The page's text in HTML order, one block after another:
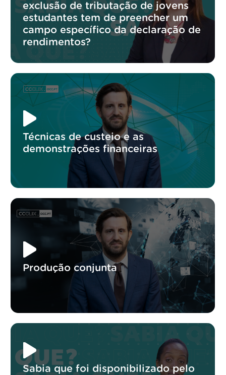
exclusão de tributação de jovens
estudantes tem de preencher um
campo específico da declaração de
rendimentos?
Técnicas de custeio e as
demonstrações financeiras
Produção conjunta
Sabia que foi disponibilizado pelo